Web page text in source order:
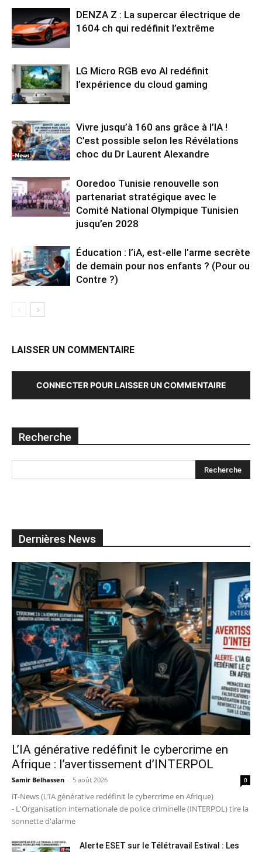
DENZA Z : La supercar électrique de
1604 ch qui redéfinit l’extrême
LG Micro RGB evo AI redéfinit
l’expérience du cloud gaming
Vivre jusqu’à 160 ans grâce à l’IA !
C’est possible selon les Révélations
choc du Dr Laurent Alexandre
Ooredoo Tunisie renouvelle son
partenariat stratégique avec le
Comité National Olympique Tunisien
jusqu’en 2028
Éducation : l’iA, est-elle l’arme secrète
de demain pour nos enfants ? (Pour ou
Contre ?)
LAISSER UN COMMENTAIRE
CONNECTER POUR LAISSER UN COMMENTAIRE
Recherche
Dernières News
L’IA générative redéfinit le cybercrime en
Afrique : l’avertissement d’INTERPOL
Samir Belhassen - 5 août 2026 0
iT-News (L’IA générative redéfinit le cybercrime en Afrique)
- L'Organisation internationale de police criminelle (INTERPOL) tire la
sonnette d'alarme
Alerte ESET sur le Télétravail Estival : Les